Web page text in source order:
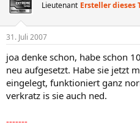
Lieutenant Ersteller dieses
31. Juli 2007
joa denke schon, habe schon
neu aufgesetzt. Habe sie jetzt
eingelegt, funktioniert ganz
verkratz is sie auch ned.
-------